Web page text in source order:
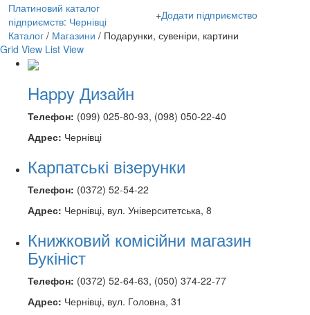
Платиновий каталог
підприємств: Чернівці
+Додати підприємство
Кaталог/ Магазини / Подарунки, сувеніри, картини
Grid View List View
Happy Дизайн
Телефон: (099) 025-80-93, (098) 050-22-40
Адрес: Чернівці
Карпатські візерунки
Телефон: (0372) 52-54-22
Адрес: Чернівці, вул. Університетська, 8
Книжковий комісійни магазин
Букініст
Телефон: (0372) 52-64-63, (050) 374-22-77
Адрес: Чернівці, вул. Головна, 31